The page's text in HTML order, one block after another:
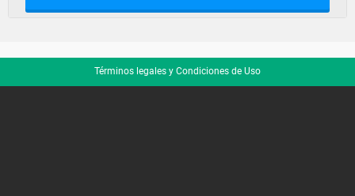
Términos legales y Condiciones de Uso